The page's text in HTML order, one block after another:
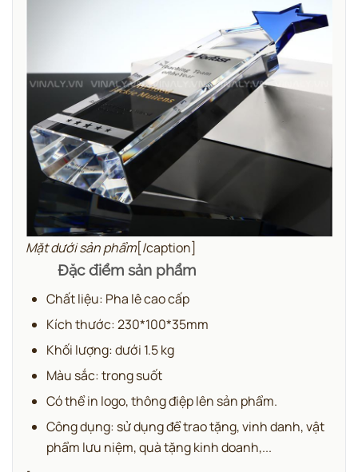
Mặt dưới sản phẩm[/caption]
Đặc điểm sản phẩm
Chất liệu: Pha lê cao cấp
Kích thước: 230*100*35mm
Khối lượng: dưới 1.5 kg
Màu sắc: trong suốt
Có thể in logo, thông điệp lên sản phẩm.
Công dụng: sử dụng để trao tặng, vinh danh, vật
phẩm lưu niệm, quà tặng kinh doanh,...